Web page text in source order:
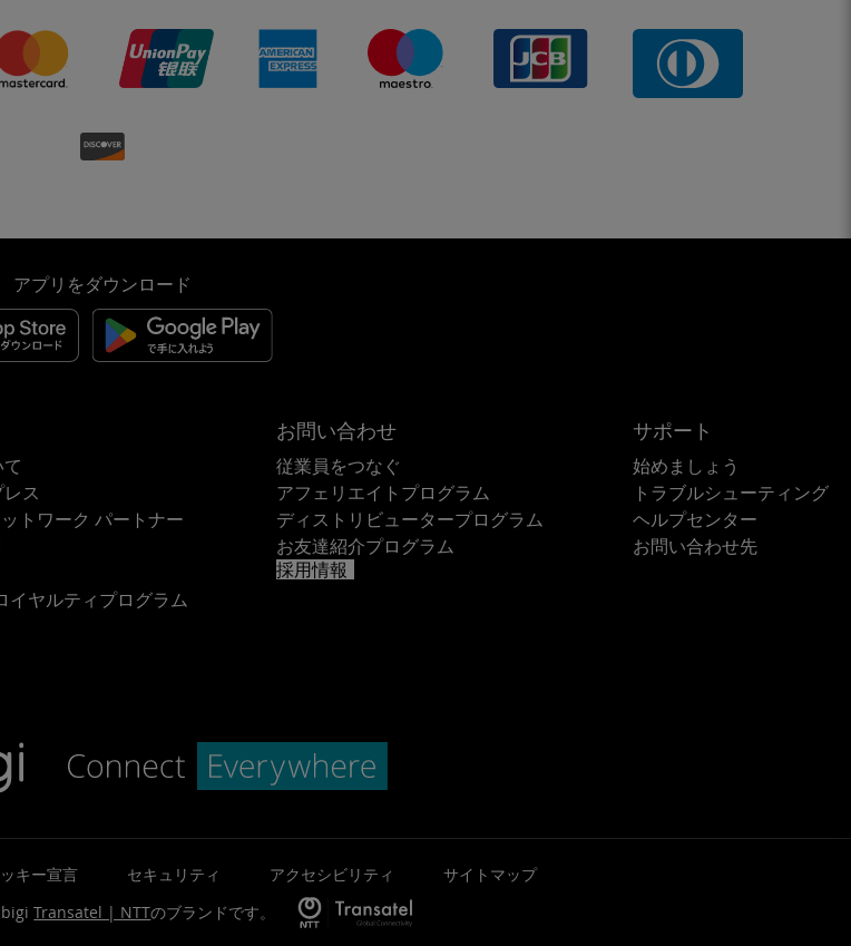
アプリをダウンロード
ス
トワーク パートナー
イヤルティプログラム
お問い合わせ
従業員をつなぐ
アフェリエイトプログラム
ディストリビュータープログラム
お友達紹介プログラム
採用情報
サポート
始めましょう
トラブルシューティング
ヘルプセンター
お問い合わせ先
キー宣言 セキュリティ アクセシビリティ
サイトマップ
Transatel | NTTのブランドです。